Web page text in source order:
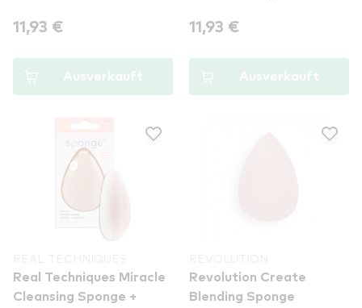
11,93 €
Ausverkauft
11,93 €
Ausverkauft
Real Techniques Miracle
Cleansing Sponge +
Revolution Create
Blending Sponge